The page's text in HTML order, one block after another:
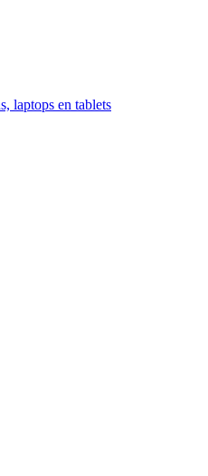
laptops en tablets